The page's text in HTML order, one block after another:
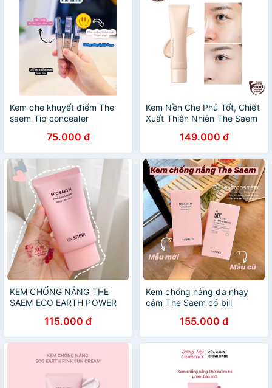
Kem che khuyết điểm The
saem Tip concealer
75.000 đ
Kem Nền Che Phủ Tốt, Chiết
Xuất Thiên Nhiên The Saem
SPF30/PA++ 30ml
149.000 đ
KEM CHỐNG NẮNG THE
SAEM ECO EARTH POWER
115.000 đ
Kem chống nắng da nhạy
cảm The Saem có bill
155.000 đ